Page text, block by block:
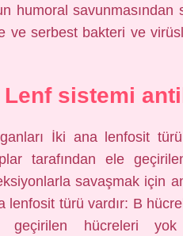
humoral
ve serbest bakteri ve
Lenf sistemi
İki ana lenfosit
tarafından ele
savaşmak için
lenfosit türü vardır: B
geçirilen hücreleri